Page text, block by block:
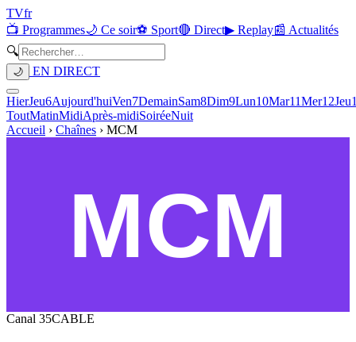
TVfr
📺 Programmes🌙 Ce soir⚽ Sport🔴 Direct▶ Replay📰 Actualités
🔍
🌙 EN DIRECT
HierJeu6Aujourd'huiVen7DemainSam8Dim9Lun10Mar11Mer12Jeu
ToutMatinMidiAprès-midiSoiréeNuit
Accueil › Chaînes › MCM
Canal 35CABLE